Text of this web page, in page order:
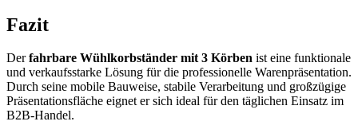
Fazit
Derfahrbare Wühlkorbständer mit 3 Körben ist eine funktionale
und verkaufsstarke Lösung für die professionelle Warenpräsentation.
Durch seine mobile Bauweise, stabile Verarbeitung und großzügige
Präsentationsfläche eignet er sich ideal für den täglichen Einsatz im
B2B-Handel.